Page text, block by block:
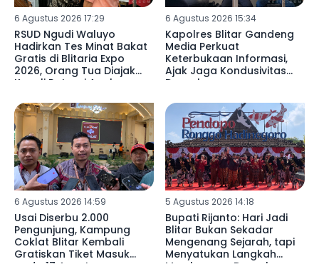
6 Agustus 2026 17:29
RSUD Ngudi Waluyo
Hadirkan Tes Minat Bakat
Gratis di Blitaria Expo
2026, Orang Tua Diajak
Kenali Potensi Anak
6 Agustus 2026 15:34
Kapolres Blitar Gandeng
Media Perkuat
Keterbukaan Informasi,
Ajak Jaga Kondusivitas
Daerah
6 Agustus 2026 14:59
Usai Diserbu 2.000
Pengunjung, Kampung
Coklat Blitar Kembali
Gratiskan Tiket Masuk
pada 17 Agustus
5 Agustus 2026 14:18
Bupati Rijanto: Hari Jadi
Blitar Bukan Sekadar
Mengenang Sejarah, tapi
Menyatukan Langkah
Membangun Daerah